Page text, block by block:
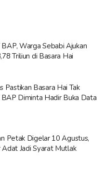
BAP, Warga Sebabi Ajukan
Triliun di Basara Hai
Pastikan Basara Hai Tak
BAP Diminta Hadir Buka Data
Petak Digelar 10 Agustus,
Jadi Syarat Mutlak